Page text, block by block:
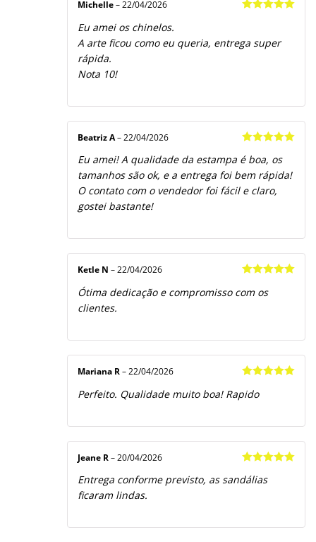
Michelle – 22/04/2026
Eu amei os chinelos.
A arte ficou como eu queria, entrega super
rápida.
Nota 10!
de 5
Beatriz A – 22/04/2026
Eu amei! A qualidade da estampa é boa, os
tamanhos são ok, e a entrega foi bem rápida!
O contato com o vendedor foi fácil e claro,
gostei bastante!
de 5
Ketle N – 22/04/2026
Ótima dedicação e compromisso com os
clientes.
de 5
Mariana R – 22/04/2026
Perfeito. Qualidade muito boa! Rapido
de 5
Jeane R – 20/04/2026
Entrega conforme previsto, as sandálias
ficaram lindas.